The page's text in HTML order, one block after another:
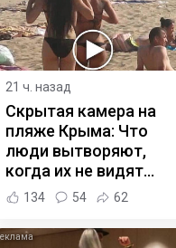
21 ч. назад
Скрытая камера на
пляже Крыма: Что
люди вытворяют,
когда их не видят...
134 54 62